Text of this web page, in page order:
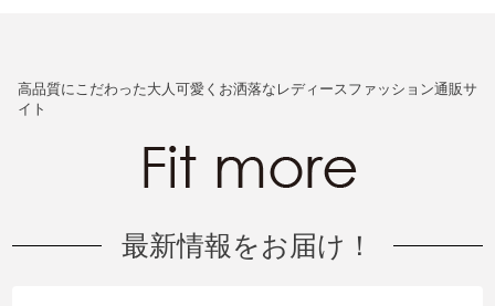
高品質にこだわった大人可愛くお洒落なレディースファッション通販サ
イト
最新情報をお届け！